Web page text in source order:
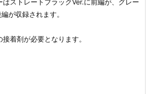
ストレートブラックVer.に前編が、グレー
が収録されます。
着剤が必要となります。